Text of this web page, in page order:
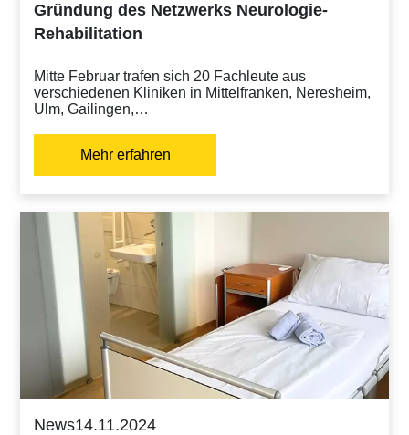
Gründung des Netzwerks Neurologie-
Rehabilitation
Mitte Februar trafen sich 20 Fachleute aus
verschiedenen Kliniken in Mittelfranken, Neresheim,
Ulm, Gailingen,…
Mehr erfahren
News14.11.2024